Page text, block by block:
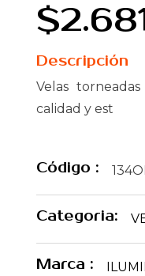
Descripción
Velas
calidad y est
Código :
Categoria:
Marca :